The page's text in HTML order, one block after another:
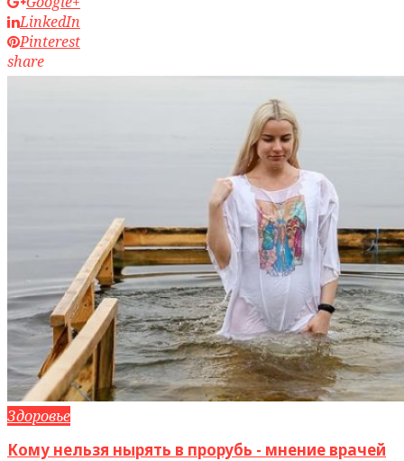
LinkedIn
Pinterest
share
Здоровье
Кому нельзя нырять в прорубь - мнение врачей